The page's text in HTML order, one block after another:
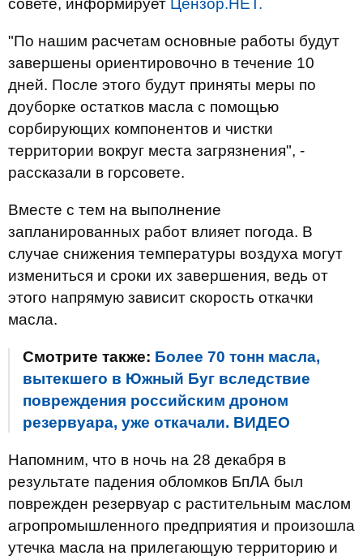
совете, информирует Цензор.НЕТ.
"По нашим расчетам основные работы будут
завершены ориентировочно в течение 10
дней. После этого будут приняты меры по
доуборке остатков масла с помощью
сорбирующих компонентов и чистки
территории вокруг места загрязнения", -
рассказали в горсовете.
Вместе с тем на выполнение
запланированных работ влияет погода. В
случае снижения температуры воздуха могут
измениться и сроки их завершения, ведь от
этого напрямую зависит скорость откачки
масла.
Смотрите также: Более 70 тонн масла,
вытекшего в Южный Буг вследствие
повреждения российским дроном
резервуара, уже откачали. ВИДЕО
Напомним, что в ночь на 28 декабря в
результате падения обломков БпЛА был
поврежден резервуар с растительным маслом
агропромышленного предприятия и произошла
утечка масла на прилегающую территорию и